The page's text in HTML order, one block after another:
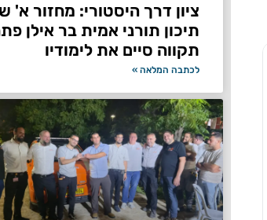
ציון דרך היסטורי: מחזור א'
תיכון תורני אמית בר אילן
תקווה סיים את לימודיו
לכתבה המלאה »